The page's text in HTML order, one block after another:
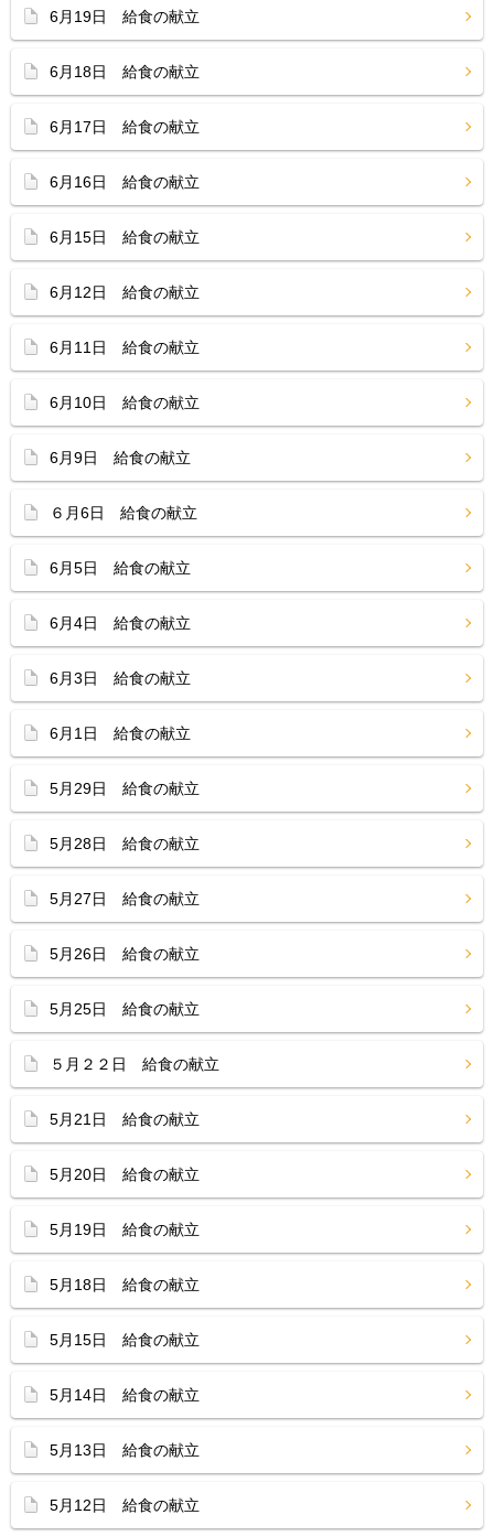
6月19日 給食の献立
6月18日 給食の献立
6月17日 給食の献立
6月16日 給食の献立
6月15日 給食の献立
6月12日 給食の献立
6月11日 給食の献立
6月10日 給食の献立
6月9日 給食の献立
６月6日 給食の献立
6月5日 給食の献立
6月4日 給食の献立
6月3日 給食の献立
6月1日 給食の献立
5月29日 給食の献立
5月28日 給食の献立
5月27日 給食の献立
5月26日 給食の献立
5月25日 給食の献立
５月２２日 給食の献立
5月21日 給食の献立
5月20日 給食の献立
5月19日 給食の献立
5月18日 給食の献立
5月15日 給食の献立
5月14日 給食の献立
5月13日 給食の献立
5月12日 給食の献立